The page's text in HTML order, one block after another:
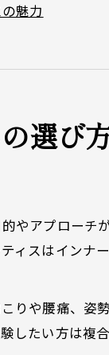
魅力
アクセス
ント
を紹介
法
ト
指す
効果
選び
やアプローチ
ィスはインナ
りや腰痛、姿
したい方は複